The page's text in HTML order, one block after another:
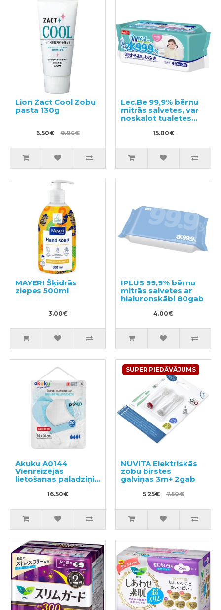
Lion Zact Cool Zobu
pasta 130g
6.50€ 9.00€
Lec.Be 99,9% bērnu
mitrās salvetes, var
noskalot tualetes
15.00€
MAYERI Šķidrās
ziepes 500ml
3.00€
IPLUS 99,9% bērnu
mitrās salvetes ar
hialuronskābi 80gab
4.00€
Akuku A0144
Vienreizējās
lietošanas paladziņi
16.50€
SUPER PIEDĀVĀJUMS
NUVITA Elektriskās
zobu birstes
galviņas 3m+ 2gab
5.25€ 7.50€